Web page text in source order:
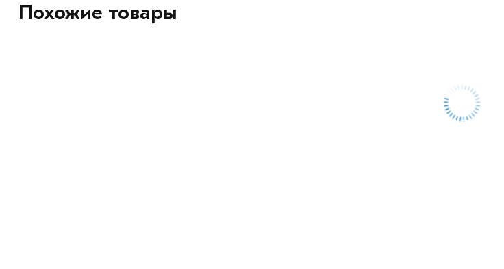
Похожие товары